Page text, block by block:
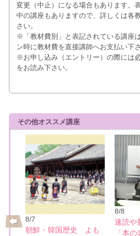
変更（中止）になる場合もあります。
中の講座もありますので、詳しくは各
さい。
※「教材費別」と表記されている講座
ン時に教材費を直接講師へお支払い下さ
※お申し込み（エントリー）の際には
をお読み下さい。
その他オススメ講座
ぐ
8/7
朝鮮・韓国歴史 よも
8/8
速読や
「本